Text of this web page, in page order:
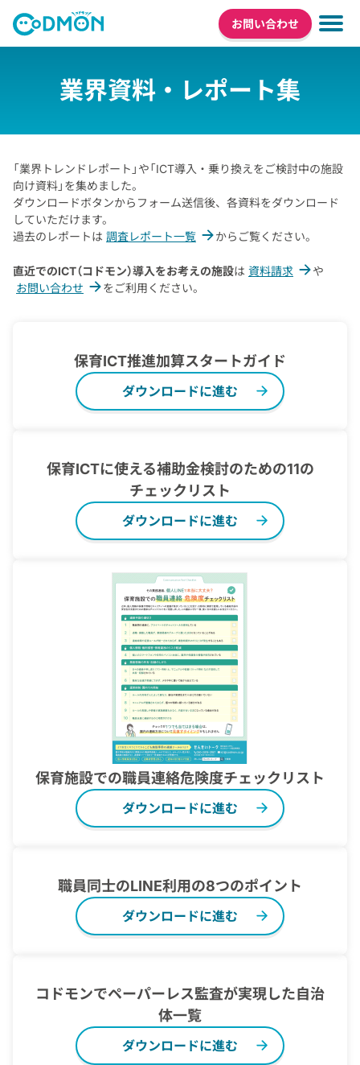
お問い合わせ
業界資料・レポート集
「業界トレンドレポート」や「ICT導入・乗り換えをご検討中の施設
向け資料」を集めました。
ダウンロードボタンからフォーム送信後、各資料をダウンロード
していただけます。
過去のレポートは 調査レポート一覧 からご覧ください。
直近でのICT（コドモン）導入をお考えの施設は 資料請求
や
お問い合わせ
をご利用ください。
保育ICT推進加算スタートガイド
ダウンロードに進む
保育ICTに使える補助金検討のための11の
チェックリスト
ダウンロードに進む
保育施設での職員連絡危険度チェックリスト
ダウンロードに進む
職員同士のLINE利用の8つのポイント
ダウンロードに進む
コドモンでペーパーレス監査が実現した自治
体一覧
ダウンロードに進む